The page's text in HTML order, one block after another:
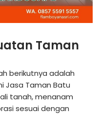
Taman
berikutnya adalah
Jasa Taman Batu
tanah, menanam
sesuai dengan